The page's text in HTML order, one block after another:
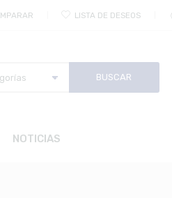
LISTA DE DESEOS
NOTICIAS